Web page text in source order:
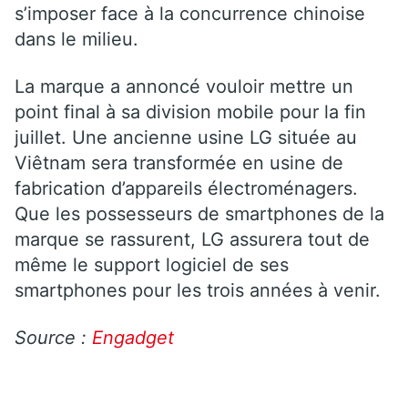
s’imposer face à la concurrence chinoise
dans le milieu.
La marque a annoncé vouloir mettre un
point final à sa division mobile pour la fin
juillet. Une ancienne usine LG située au
Viêtnam sera transformée en usine de
fabrication d’appareils électroménagers.
Que les possesseurs de smartphones de la
marque se rassurent, LG assurera tout de
même le support logiciel de ses
smartphones pour les trois années à venir.
Source : Engadget